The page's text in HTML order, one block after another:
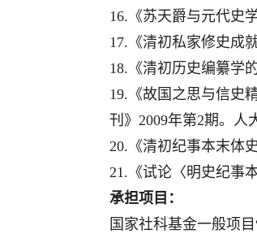
16.《苏天爵与元代史
17.《清初私家修史成
18.《清初历史编纂学
19.《故国之思与信史
刊》2009年第2期。人
20.《清初纪事本末体
21.《试论〈明史纪事
承担项目：
国家社科基金一般项